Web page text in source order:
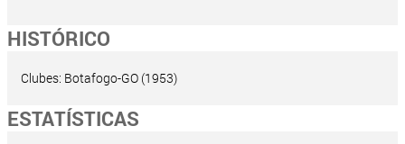
HISTÓRICO
Clubes: Botafogo-GO (1953)
ESTATÍSTICAS